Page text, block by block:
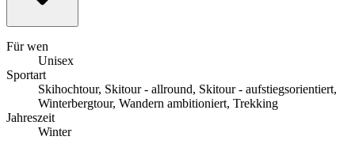
Für wen
Unisex
Sportart
Skihochtour, Skitour - allround, Skitour - aufstiegsorientiert,
Winterbergtour, Wandern ambitioniert, Trekking
Jahreszeit
Winter